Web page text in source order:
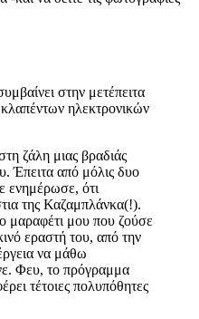
στην μετέπειτα
ηλεκτρονικών
ζάλη μιας βραδιάς
Έπειτα από μόλις δυο
ενημέρωσε, ότι
της Καζαμπλάνκα(!).
μαραφέτι μου που ζούσε
εραστή του, από την
να μάθω
Φευ, το πρόγραμμα
τέτοιες πολυπόθητες